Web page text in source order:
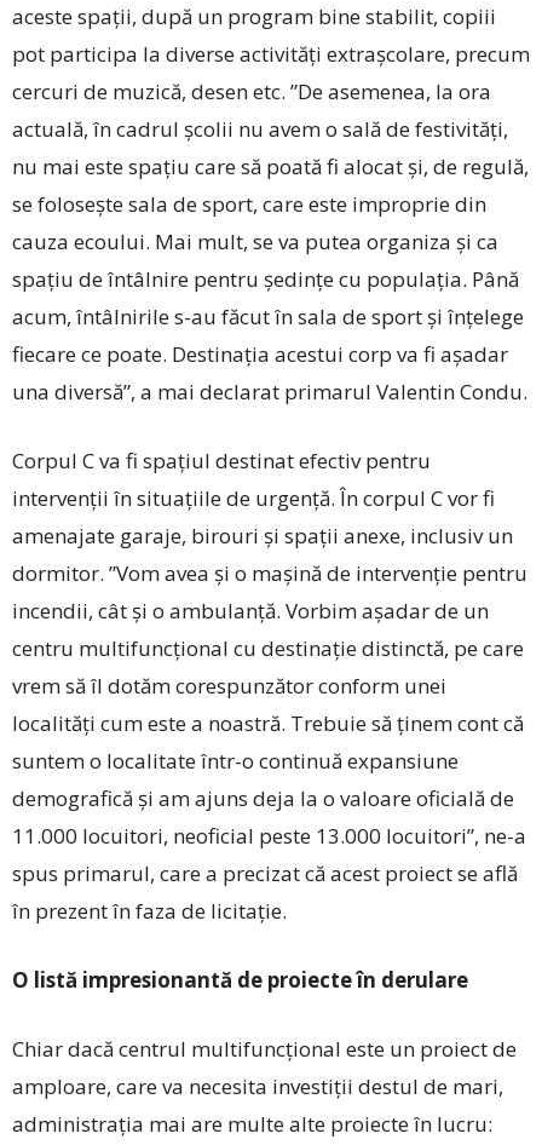
aceste spații, după un program bine stabilit, copiii
pot participa la diverse activități extrașcolare, precum
cercuri de muzică, desen etc. ”De asemenea, la ora
actuală, în cadrul școlii nu avem o sală de festivități,
nu mai este spațiu care să poată fi alocat și, de regulă,
se folosește sala de sport, care este improprie din
cauza ecoului. Mai mult, se va putea organiza și ca
spațiu de întâlnire pentru ședințe cu populația. Până
acum, întâlnirile s-au făcut în sala de sport și înțelege
fiecare ce poate. Destinația acestui corp va fi așadar
una diversă”, a mai declarat primarul Valentin Condu.
Corpul C va fi spațiul destinat efectiv pentru
intervenții în situațiile de urgență. În corpul C vor fi
amenajate garaje, birouri și spații anexe, inclusiv un
dormitor. ”Vom avea și o mașină de intervenție pentru
incendii, cât și o ambulanță. Vorbim așadar de un
centru multifuncțional cu destinație distinctă, pe care
vrem să îl dotăm corespunzător conform unei
localități cum este a noastră. Trebuie să ținem cont că
suntem o localitate într-o continuă expansiune
demografică și am ajuns deja la o valoare oficială de
11.000 locuitori, neoficial peste 13.000 locuitori”, ne-a
spus primarul, care a precizat că acest proiect se află
în prezent în faza de licitație.
O listă impresionantă de proiecte în derulare
Chiar dacă centrul multifuncțional este un proiect de
amploare, care va necesita investiții destul de mari,
administrația mai are multe alte proiecte în lucru: